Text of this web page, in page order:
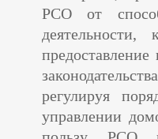
РСО от
регулируя
управлении